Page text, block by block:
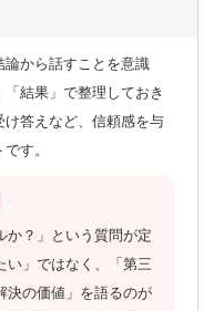
から話すことを意識
結果」で整理しておき
け答えなど、信頼感を与
す。
か？」という質問が定
い」ではなく、「第三
決の価値」を語るのが